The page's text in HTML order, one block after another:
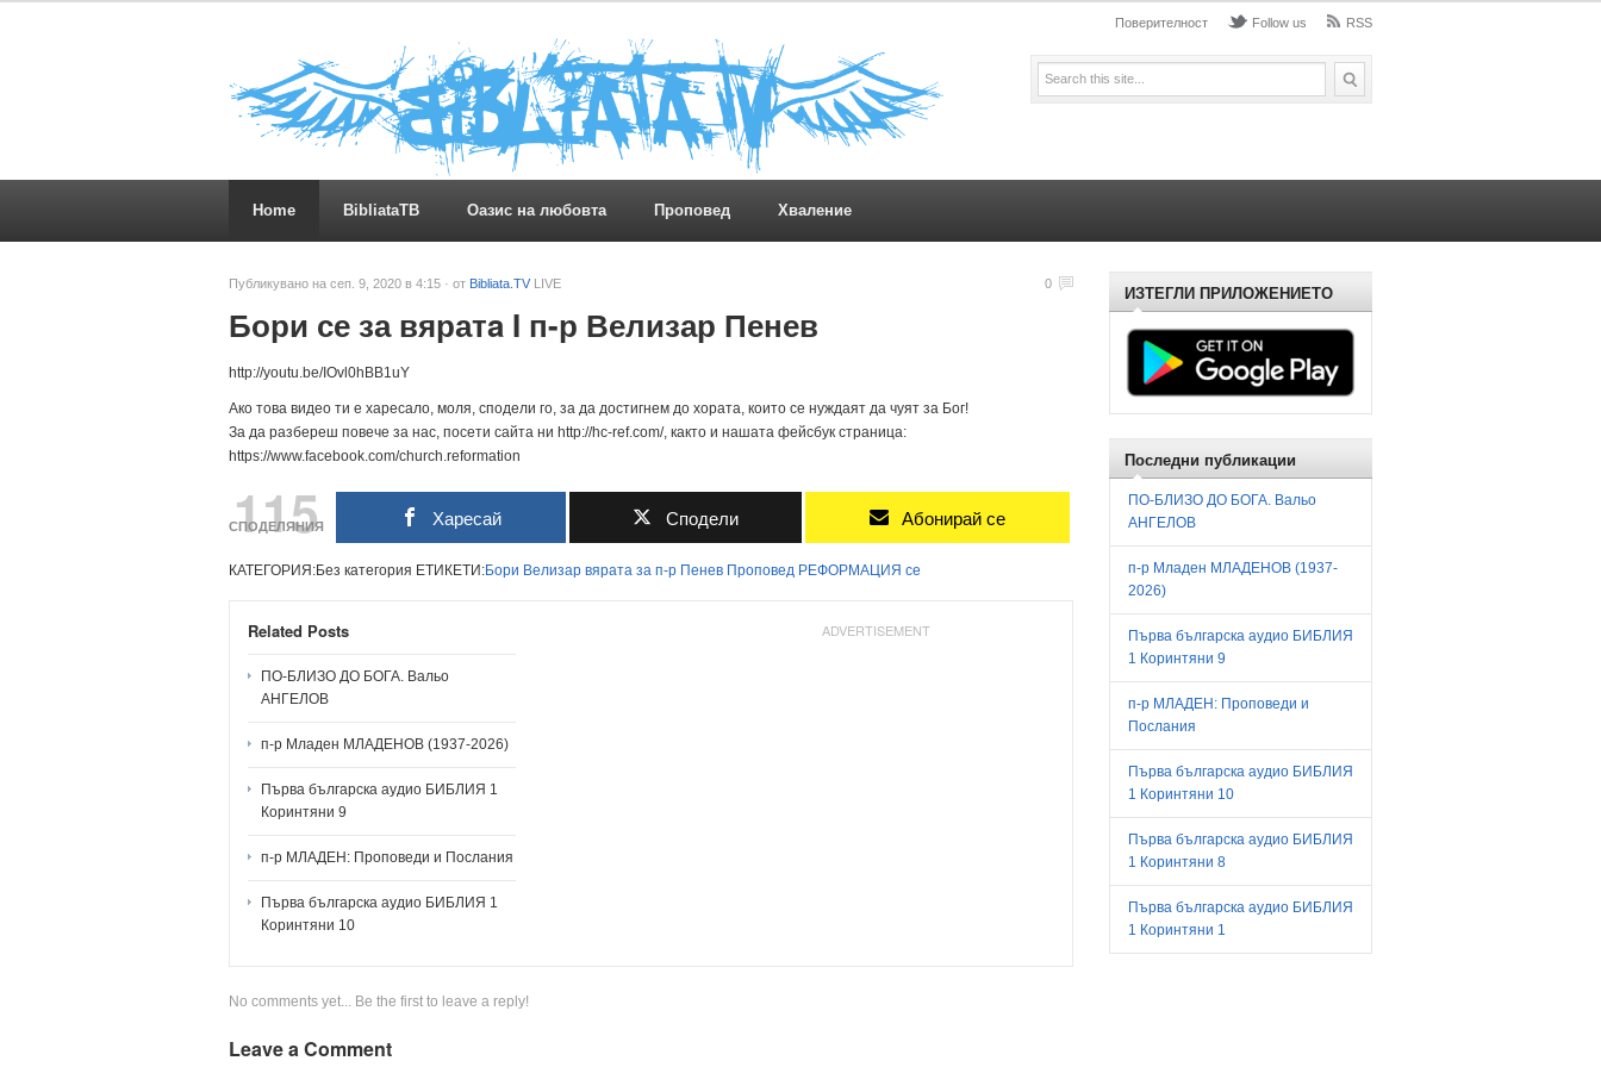
Поверителност Follow us RSS
Home BibliataTB Оазис на любовта Проповед Хваление
Публикувано на сеп. 9, 2020 в 4:15 · от Bibliata.TV LIVE 0
Бори се за вяратa I п-р Велизар Пенев
http://youtu.be/IOvl0hBB1uY
Ако това видео ти е харесало, моля, сподели го, за да достигнем до хората, които се нуждаят да чуят за Бог!
За да разбереш повече за нас, посети сайта ни http://hc-ref.com/, както и нашата фейсбук страница:
https://www.facebook.com/church.reformation
115
СПОДЕЛЯНИЯ Харесай Сподели Абонирай се
КАТЕГОРИЯ:Без категория ЕТИКЕТИ:Бори Велизар вярата за п-р Пенев Проповед РЕФОРМАЦИЯ се
Related Posts
ПО-БЛИЗО ДО БОГА. Вальо
АНГЕЛОВ
п-р Младен МЛАДЕНОВ (1937-2026)
Първа българска аудио БИБЛИЯ 1
Коринтяни 9
п-р МЛАДЕН: Проповеди и Послания
Първа българска аудио БИБЛИЯ 1
Коринтяни 10
ADVERTISEMENT
No comments yet... Be the first to leave a reply!
Leave a Comment
ИЗТЕГЛИ ПРИЛОЖЕНИЕТО
Последни публикации
ПО-БЛИЗО ДО БОГА. Вальо
АНГЕЛОВ
п-р Младен МЛАДЕНОВ (1937-
2026)
Първа българска аудио БИБЛИЯ
1 Коринтяни 9
п-р МЛАДЕН: Проповеди и
Послания
Първа българска аудио БИБЛИЯ
1 Коринтяни 10
Първа българска аудио БИБЛИЯ
1 Коринтяни 8
Първа българска аудио БИБЛИЯ
1 Коринтяни 1